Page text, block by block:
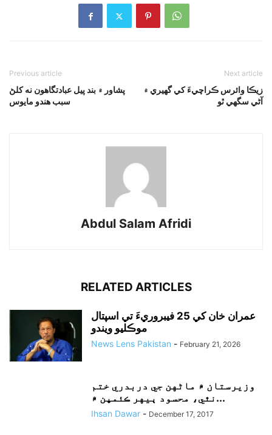
Previous article
پشاور ۾ بند پيل عبادتگاهون نه کلڻ
سبب هندو مايوس
Next article
زيڪا وائرس ڪراچيءَ کي گهيري ۾
آڻي سگهي ٿو
Abdul Salam Afridi
RELATED ARTICLES
عمران خان کي 25 فيبروريءَ تي اسپتال
موڪليو ويندو
News Lens Pakistan - February 21, 2026
وزيرستان ۾ ماڻهن جي دربدري ختم
نٿي، محسود ٻيهر ڪئمپن ۾...
Ihsan Dawar - December 17, 2017